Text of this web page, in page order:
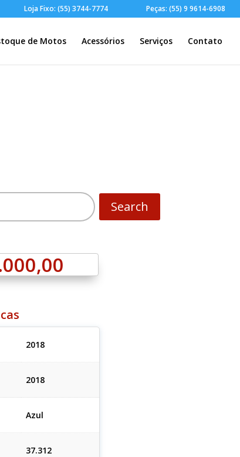
Loja Fixo: (55) 3744-7774 Peças: (55) 9 9614-6908
de Motos Acessórios Serviços Contato
Search
2018
2018
Azul
37.312